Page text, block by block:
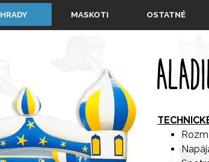
HRADY ▼
MASKOTI ▼
OSTATNÉ